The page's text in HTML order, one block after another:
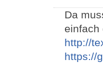
Da
einfach
http://
https://